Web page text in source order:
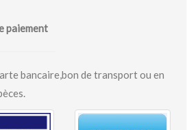
paiement
bancaire,bon de transport ou en